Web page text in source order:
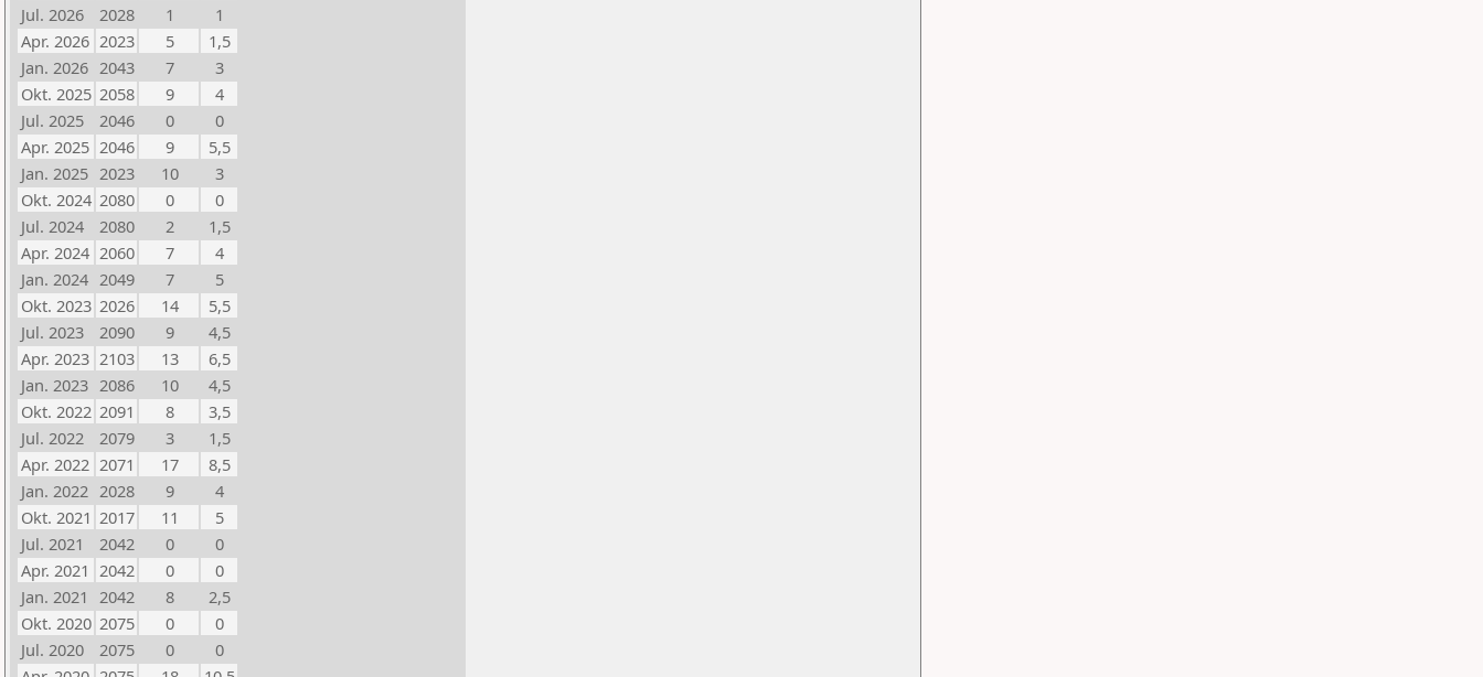
Jul. 2026
2028 1
1
Apr. 2026 2023 5
1,5
Jan. 2026 2043 7
3
Okt. 2025 2058 9
4
Jul. 2025
2046 0
0
Apr. 2025 2046 9
5,5
Jan. 2025 2023 10
3
Okt. 2024 2080 0
0
Jul. 2024
2080 2
1,5
Apr. 2024 2060 7
4
Jan. 2024 2049 7
5
Okt. 2023 2026 14
5,5
Jul. 2023
2090 9
4,5
Apr. 2023 2103 13
6,5
Jan. 2023 2086 10
4,5
Okt. 2022 2091 8
3,5
Jul. 2022
2079 3
1,5
Apr. 2022 2071 17
8,5
Jan. 2022 2028 9
4
Okt. 2021 2017 11
5
Jul. 2021
2042 0
0
Apr. 2021 2042 0
0
Jan. 2021 2042 8
2,5
Okt. 2020 2075 0
0
Jul. 2020
2075 0
0